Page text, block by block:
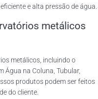
e alta pressão de água.
metálicos
metálicos, incluindo o
Água na Coluna, Tubular,
produtos podem ser feitos
do cliente.